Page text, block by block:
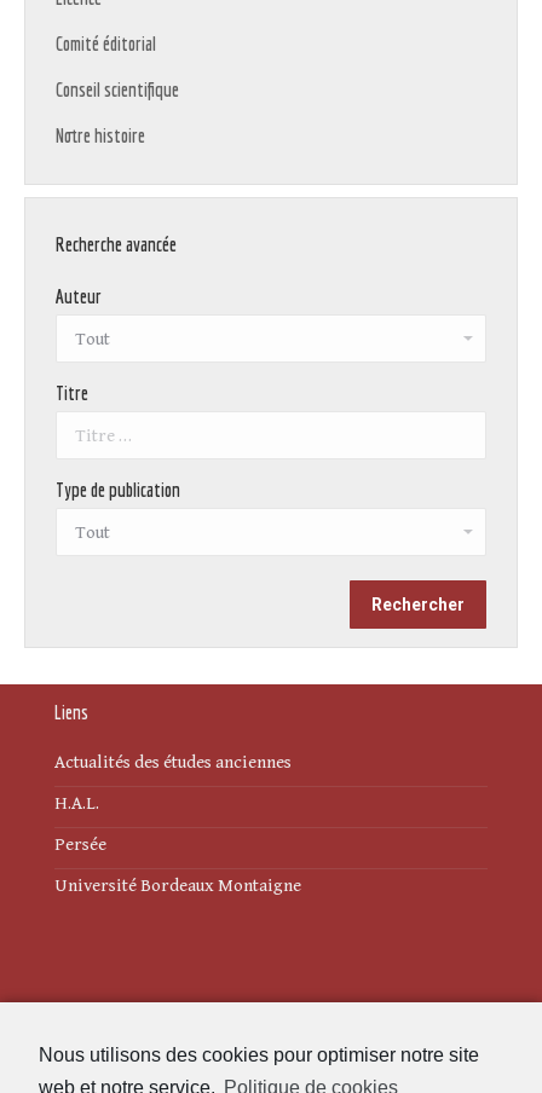
Nous utilisons des cookies pour optimiser notre site
web et notre service. Politique de cookies
Comité éditorial
Conseil scientifique
Notre histoire
Recherche avancée
Auteur
Titre
Type de publication
Liens
Actualités des études anciennes
H.A.L.
Persée
Université Bordeaux Montaigne
Politique de cookies (UE)